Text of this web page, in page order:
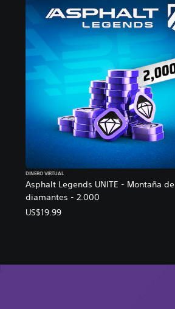
Asphalt Legends UNITE - Montaña de
diamantes - 2.000
DINERO VIRTUAL
US$19.99